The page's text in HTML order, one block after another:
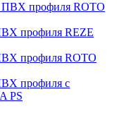
ПВХ профиля ROTO
профиля REZE
профиля ROTO
профиля с
PS